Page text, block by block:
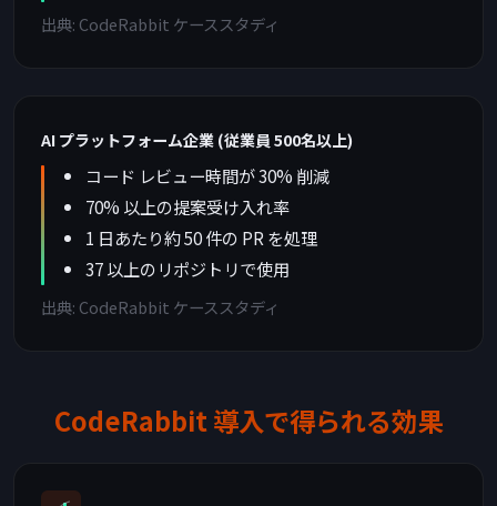
出典: CodeRabbit ケーススタディ
AI プラットフォーム企業 (従業員 500名以上)
コード レビュー時間が 30% 削減
70% 以上の提案受け入れ率
1 日あたり約 50 件の PR を処理
37 以上のリポジトリで使用
出典: CodeRabbit ケーススタディ
CodeRabbit 導入で得られる効果